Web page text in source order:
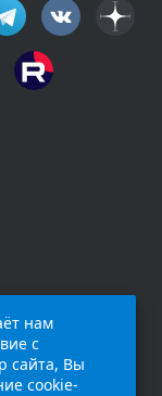
нам
с
сайта, Вы
cookie-